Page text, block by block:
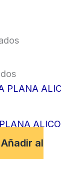
ALICO
Añadir al